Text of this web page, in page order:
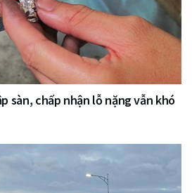
sàn, chấp nhận lỗ nặng vẫn khó